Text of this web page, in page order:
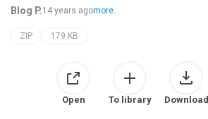
Blog P.14 years agomore...
ZIP 179 KB
Open To library Download